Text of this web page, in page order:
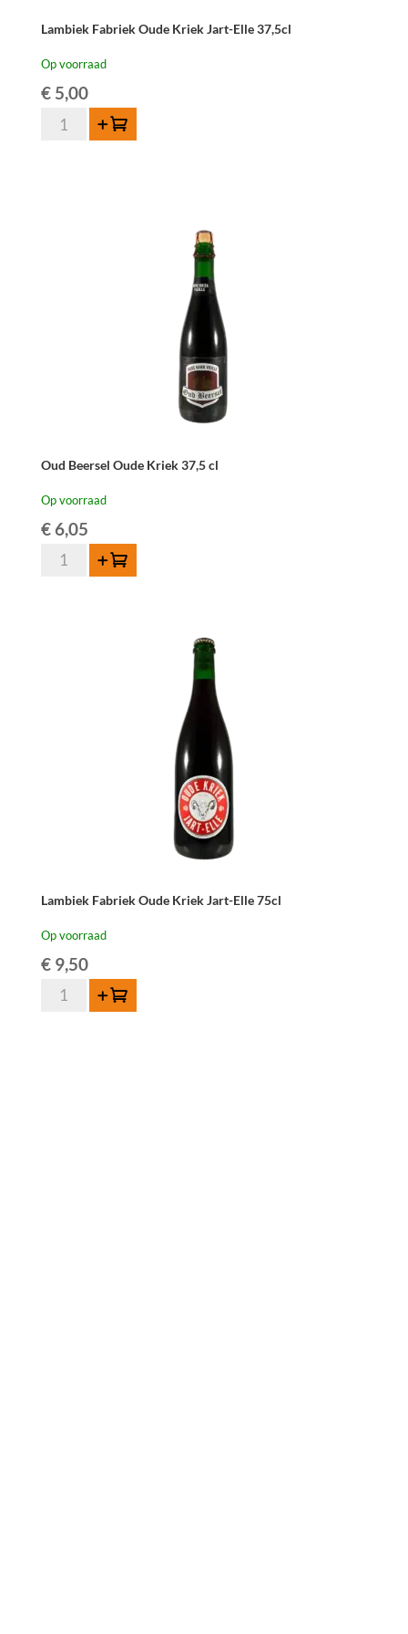
Lambiek Fabriek Oude Kriek Jart-Elle 37,5cl
Op voorraad
€5,00
Lambiek
Toevoegen
Oud Beersel Oude Kriek 37,5 cl
Op voorraad
€6,05
Oud
Toevoegen
Lambiek Fabriek Oude Kriek Jart-Elle 75cl
Op voorraad
€9,50
Lambiek
Toevoegen